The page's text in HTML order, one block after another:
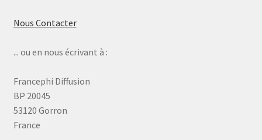
Nous Contacter
... ou en nous écrivant à :
Francephi Diffusion
BP 20045
53120 Gorron
France